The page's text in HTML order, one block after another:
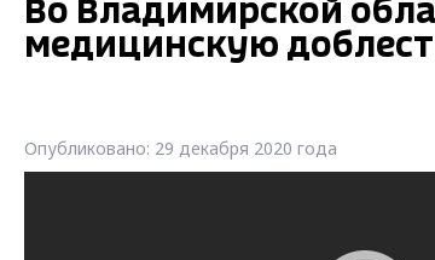
Во Владимирской
медицинскую
Опубликовано: 29 декабря 2020 года